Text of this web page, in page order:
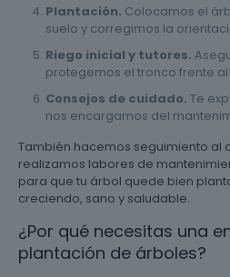
Plantación. Colocamos el
suelo y corregimos la
Riego inicial y tutores.
protegemos el tronco frente al
Consejos de cuidado. Te
nos encargamos del
También hacemos seguimiento al
realizamos labores de
para que tu árbol quede bien
creciendo, sano y saludable.
¿Por qué necesitas una
plantación de árboles?